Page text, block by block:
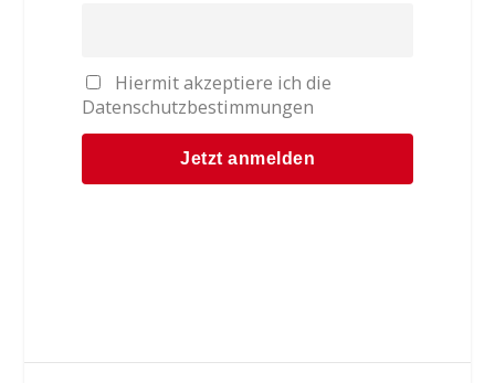
Hiermit akzeptiere ich die
Datenschutzbestimmungen